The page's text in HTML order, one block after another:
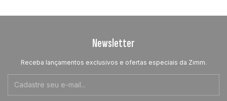
Newsletter
Receba lançamentos exclusivos e ofertas especiais da Zimm.